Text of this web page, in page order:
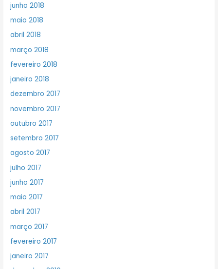
junho 2018
maio 2018
abril 2018
março 2018
fevereiro 2018
janeiro 2018
dezembro 2017
novembro 2017
outubro 2017
setembro 2017
agosto 2017
julho 2017
junho 2017
maio 2017
abril 2017
março 2017
fevereiro 2017
janeiro 2017